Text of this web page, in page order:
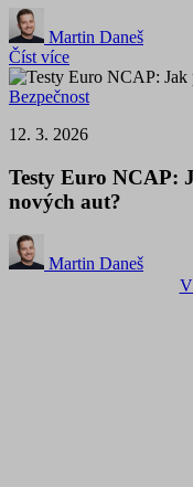
Martin Daneš
Číst více
Bezpečnost
12. 3. 2026
Testy Euro NCAP:
nových aut?
Martin Daneš